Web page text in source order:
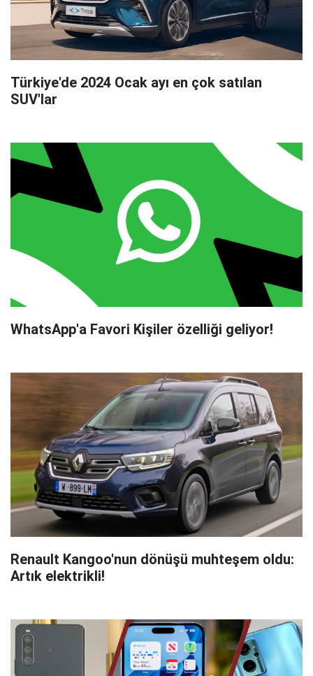
Türkiye'de 2024 Ocak ayı en çok satılan
SUV'lar
WhatsApp'a Favori Kişiler özelliği geliyor!
Renault Kangoo'nun dönüşü muhteşem oldu:
Artık elektrikli!